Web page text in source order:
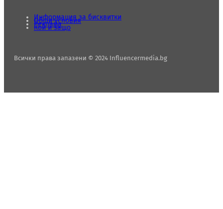
Всички права запазени © 2024 Influencermedia.bg
Информация за бисквитки
Общи условия
Реклама
Кой и защо